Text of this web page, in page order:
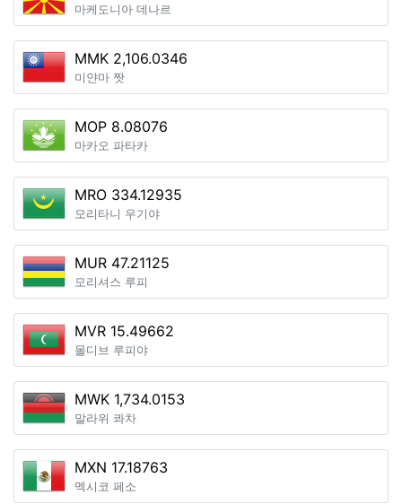
마케도니아 데나르
MMK 2,106.0346
미얀마 짯
MOP 8.08076
마카오 파타카
MRO 334.12935
모리타니 우기야
MUR 47.21125
모리셔스 루피
MVR 15.49662
몰디브 루피야
MWK 1,734.0153
말라위 콰차
MXN 17.18763
멕시코 페소